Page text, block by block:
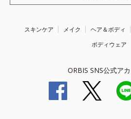
スキンケア メイク ヘア＆ボディ
ボディウェア
ORBIS SNS公式ア